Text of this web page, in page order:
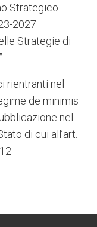
Strategico
2027
Strategie di
rientranti nel
de minimis
nel
di cui all’art.